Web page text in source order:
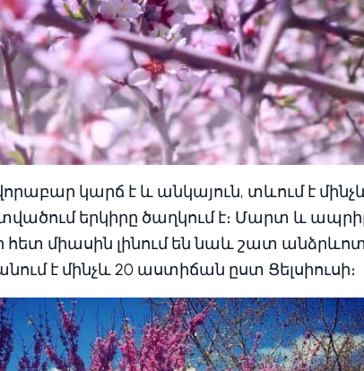
կարճ է և անկայուն, տևում է
երկիրը ծաղկում է։ Մարտ և
միասին լինում են նաև շատ անձրևոտ
է մինչև 20 աստիճան ըստ Ցելսիուսի։